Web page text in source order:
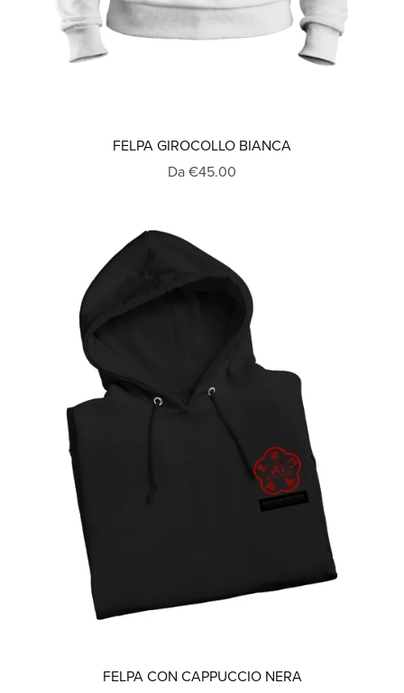
FELPA GIROCOLLO BIANCA
Da €45.00
FELPA CON CAPPUCCIO NERA